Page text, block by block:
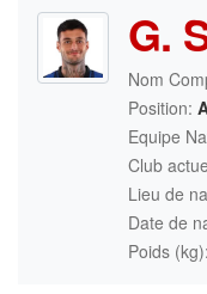
G.
Nom
Position:
Equipe
Club
Lieu de
Date de
Poids (kg):